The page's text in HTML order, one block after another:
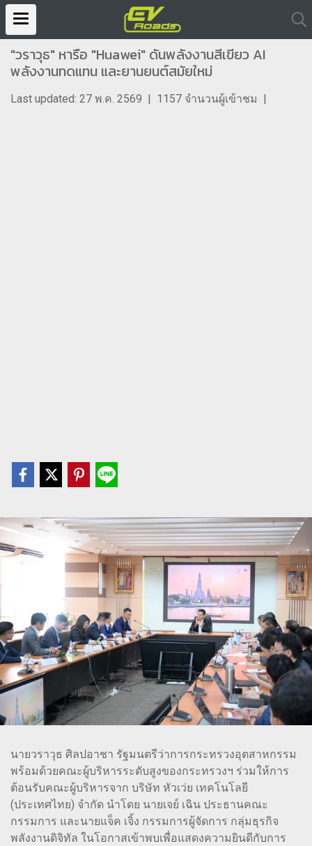
"วราวุธ" หารือ "Huawei" ดันพลังงานสีเขียว AI
พลังงานทดแทน และยานยนต์สมัยใหม่
Last updated: 27 พ.ค. 2569 | 1157 จำนวนผู้เข้าชม |
นายวราวุธ ศิลปอาชา รัฐมนตรีว่าการกระทรวงอุตสาหกรรม
พร้อมด้วยคณะผู้บริหารระดับสูงของกระทรวงฯ ร่วมให้การ
ต้อนรับคณะผู้บริหารจาก บริษัท หัวเว่ย เทคโนโลยี
(ประเทศไทย) จำกัด นำโดย นายเจย์ เฉิน ประธานคณะ
กรรมการ และนายแจ็ค เจิ้ง กรรมการผู้จัดการ กลุ่มธุรกิจ
พลังงานดิจิทัล ในโอกาสเข้าพบเพื่อแสดงความยินดีกับการ